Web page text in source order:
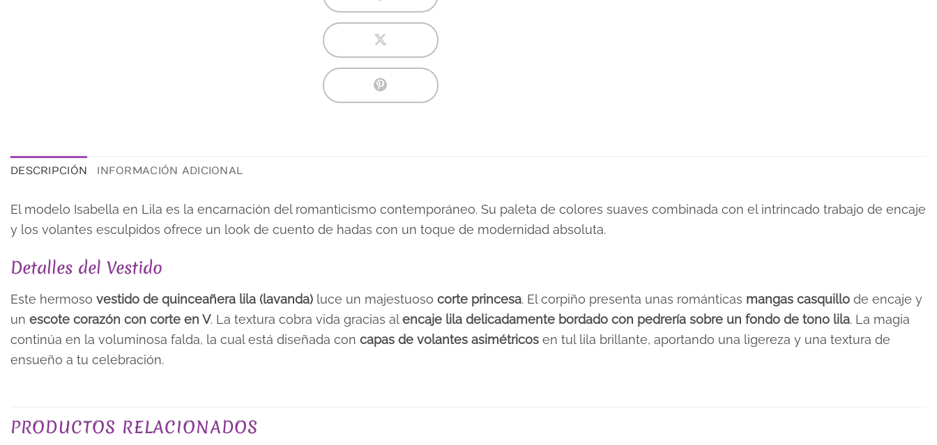
DESCRIPCIÓN INFORMACIÓN ADICIONAL
El modelo Isabella en Lila es la encarnación del romanticismo contemporáneo. Su paleta de colores suaves combinada con el intrincado trabajo de encaje
y los volantes esculpidos ofrece un look de cuento de hadas con un toque de modernidad absoluta.
Detalles del Vestido
Este hermoso vestido de quinceañera lila (lavanda) luce un majestuoso corte princesa. El corpiño presenta unas románticas mangas casquillo de encaje y
un escote corazón con corte en V. La textura cobra vida gracias alencaje lila delicadamente bordado con pedrería sobre un fondo de tono lila. La magia
continúa en la voluminosa falda, la cual está diseñada con capas de volantes asimétricos en tul lila brillante, aportando una ligereza y una textura de
ensueño a tu celebración.
PRODUCTOS RELACIONADOS